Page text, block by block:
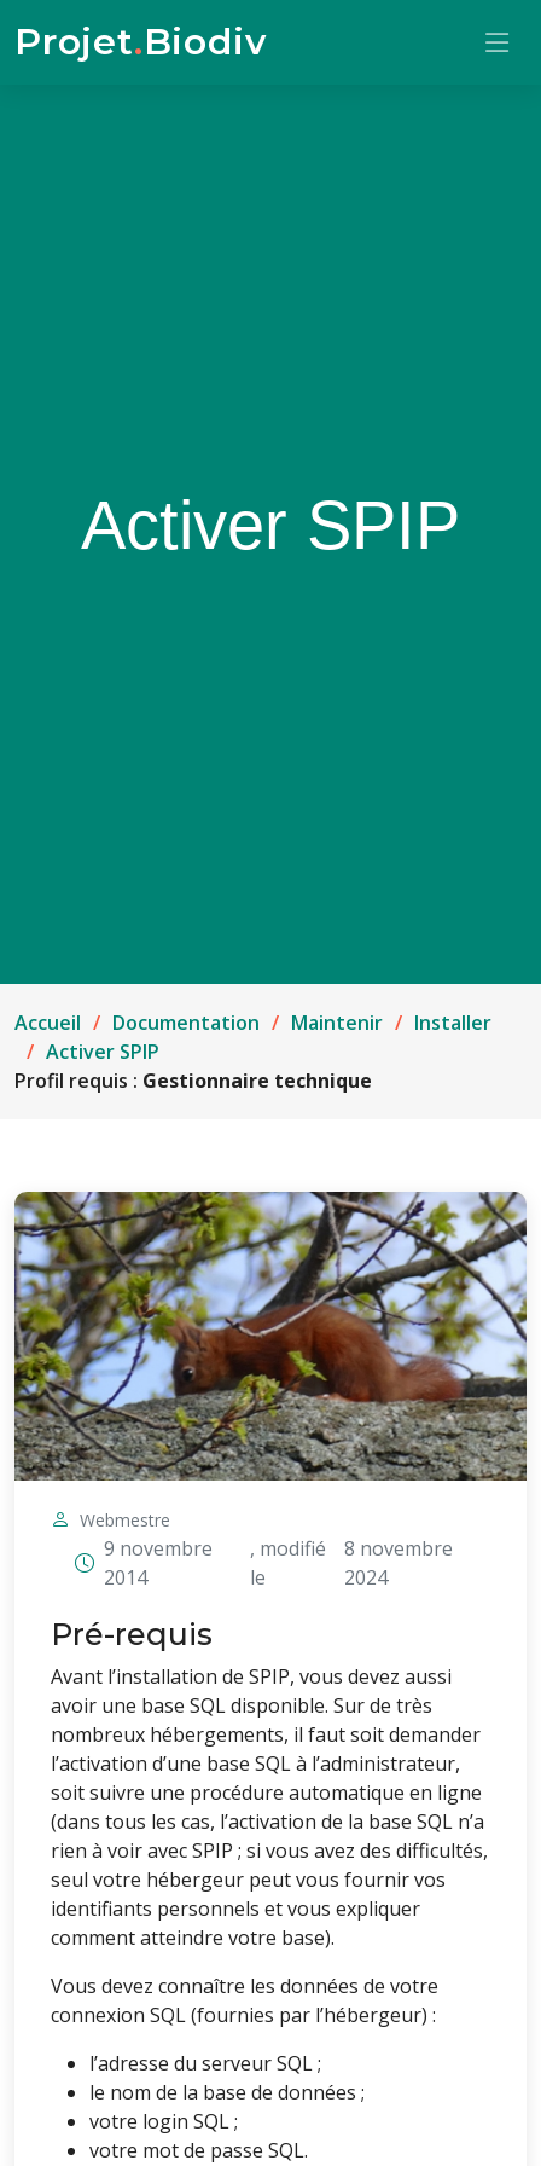
Projet.Biodiv
Activer SPIP
Accueil Documentation Maintenir
Installer
Activer SPIP
Profil requis : Gestionnaire technique
Webmestre
9 novembre
2014
, modifié
le
8 novembre
2024
Pré-requis
Avant l’installation de SPIP, vous devez aussi
avoir une base SQL disponible. Sur de très
nombreux hébergements, il faut soit demander
l’activation d’une base SQL à l’administrateur,
soit suivre une procédure automatique en ligne
(dans tous les cas, l’activation de la base SQL n’a
rien à voir avec SPIP ; si vous avez des difficultés,
seul votre hébergeur peut vous fournir vos
identifiants personnels et vous expliquer
comment atteindre votre base).
Vous devez connaître les données de votre
connexion SQL (fournies par l’hébergeur) :
l’adresse du serveur SQL ;
le nom de la base de données ;
votre login SQL ;
votre mot de passe SQL.